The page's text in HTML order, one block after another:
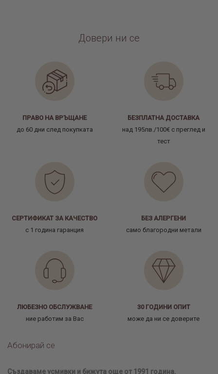
Довери ни се
ПРАВО НА ВРЪЩАНЕ
до 60 дни след покупката
БЕЗПЛАТНА ДОСТАВКА
над 195лв./100€ с преглед и
тест
СЕРТИФИКАТ ЗА КАЧЕСТВО
с 1 година гаранция
БЕЗ АЛЕРГЕНИ
само благородни метали
ЛЮБЕЗНО ОБСЛУЖВАНЕ
ние работим за Вас
30 ГОДИНИ ОПИТ
може да ни се доверите
Абонирай се
Създаваме усмивки и бижута още от 1991 година.